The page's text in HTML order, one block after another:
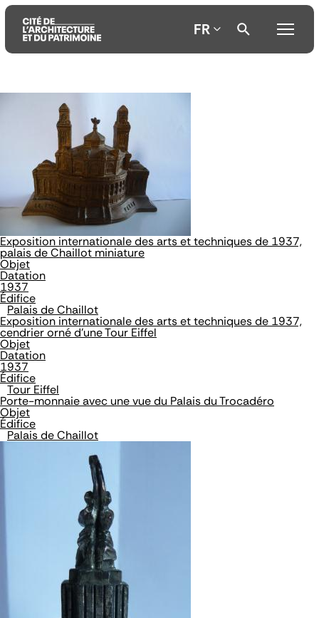
FR
Exposition internationale des arts et techniques de 1937,
palais de Chaillot miniature
Objet
Datation
1937
Édifice
Palais de Chaillot
Exposition internationale des arts et techniques de 1937,
cendrier orné d'une Tour Eiffel
Objet
Datation
1937
Édifice
Tour Eiffel
Porte-monnaie avec une vue du Palais du Trocadéro
Objet
Édifice
Palais de Chaillot